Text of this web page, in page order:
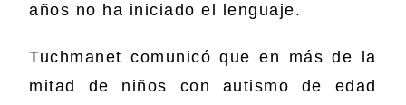
años no ha iniciado el lenguaje.
Tuchmanet comunicó que en más de la
mitad de niños con autismo de edad